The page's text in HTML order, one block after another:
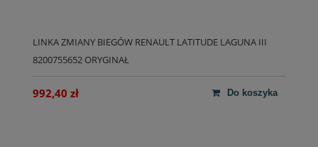
LINKA ZMIANY BIEGÓW RENAULT LATITUDE LAGUNA III
8200755652 ORYGINAŁ
992,40 zł do koszyka